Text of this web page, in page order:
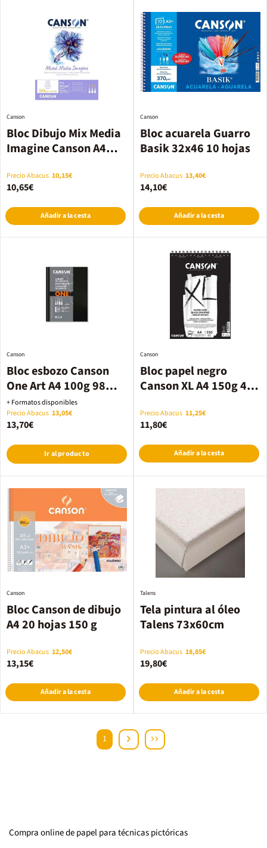
Bloc Dibujo Mix Media
Imagine Canson A4
Canson
Precio Abacus 10,15€
10,65€
Añadir a la cesta
Bloc acuarela Guarro
Basik 32x46 10 hojas
Canson
Precio Abacus 13,40€
14,10€
Añadir a la cesta
Bloc esbozo Canson
One Art A4 100g 98
hojas
Canson
+ Formatos disponibles
Precio Abacus 13,05€
13,70€
Ir al producto
Bloc papel negro
Canson XL A4 150g 40
Canson
Precio Abacus 11,25€
11,80€
Añadir a la cesta
Bloc Canson de dibujo
A4 20 hojas 150 g
Canson
Precio Abacus 12,50€
13,15€
Añadir a la cesta
Tela pintura al óleo
Talens 73x60cm
Talens
Precio Abacus 18,85€
19,80€
Añadir a la cesta
1
Compra online de papel para técnicas pictóricas